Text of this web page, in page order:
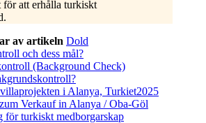
för att erhålla turkiskt
av artikeln Dold
och dess mål?
(Background Check)
i Alanya, Turkiet2025
Verkauf in Alanya / Oba-Göl
för turkiskt medborgarskap